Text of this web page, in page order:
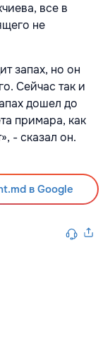
все в
не
запах, но он
Сейчас так и
дошел до
примара, как
- сказал он.
в Google